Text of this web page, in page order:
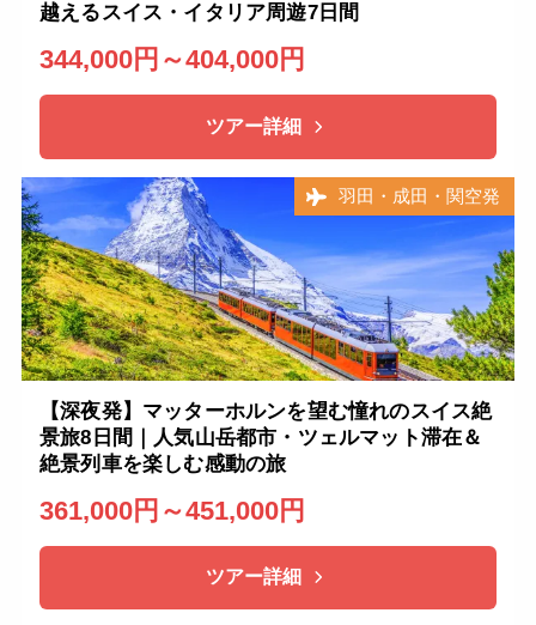
越えるスイス・イタリア周遊7日間
344,000円～404,000円
ツアー詳細
羽田・成田・関空発
【深夜発】マッターホルンを望む憧れのスイス絶
景旅8日間｜人気山岳都市・ツェルマット滞在＆
絶景列車を楽しむ感動の旅
361,000円～451,000円
ツアー詳細